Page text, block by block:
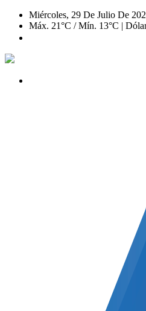
Miércoles, 29 De Julio De
Máx. 21°C / Mín. 13°C |